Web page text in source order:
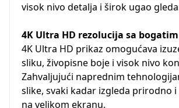
visok nivo detalja i širok ugao
4K Ultra HD rezolucija sa
4K Ultra HD prikaz omogućava
sliku, živopisne boje i visok nivo
Zahvaljujući naprednim
slike, svaki kadar izgleda prirodno
na velikom ekranu.